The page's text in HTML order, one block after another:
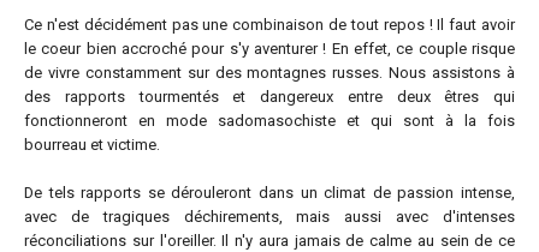
Ce n'est décidément pas une combinaison de tout repos ! Il faut avoir
le coeur bien accroché pour s'y aventurer ! En effet, ce couple risque
de vivre constamment sur des montagnes russes. Nous assistons à
des rapports tourmentés et dangereux entre deux êtres qui
fonctionneront en mode sadomasochiste et qui sont à la fois
bourreau et victime.
De tels rapports se dérouleront dans un climat de passion intense,
avec de tragiques déchirements, mais aussi avec d'intenses
réconciliations sur l'oreiller. Il n'y aura jamais de calme au sein de ce